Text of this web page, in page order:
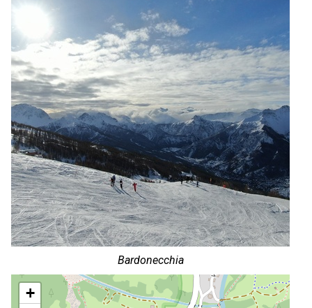
Bardonecchia
+